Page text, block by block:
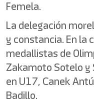
Femela.
La delegación
y constancia. En la
medallistas de
Zakamoto Sotelo y
en U17, Canek
Badillo.